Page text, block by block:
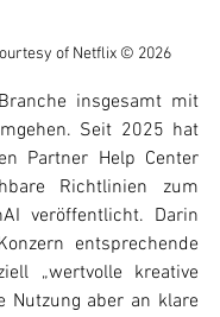
of Netflix © 2026
insgesamt mit
Seit 2025 hat
Partner Help Center
Richtlinien zum
veröffentlicht. Darin
entsprechende
„wertvolle kreative
Nutzung aber an klare